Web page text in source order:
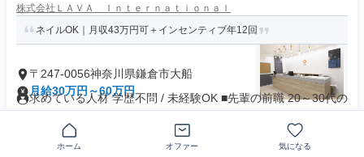
株式会社ＬＡＶＡ Ｉｎｔｅｒｎａｔｉｏｎａｌ
ネイルOK｜月収43万円可＋インセンティブ年12回
〒247-0056神奈川県鎌倉市大船
月給30万円～60万円
求めている人材 学歴不問 / 未経験OK ■先輩の前職 20～30代の
メンバーが活躍...
業界未経験歓迎
ホーム オファー 気になる